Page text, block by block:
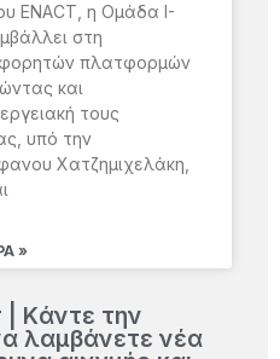
ENACT, η Ομάδα I-
στη
φορητών πλατφορμών
και
τους
υπό την
Χατζημιχελάκη,
»
| Kάντε την
λαμβάνετε νέα